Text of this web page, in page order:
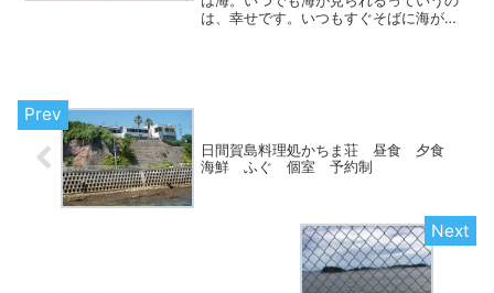
は、幸せです。いつもすぐそばに海があ
日間賀島料理処かちま荘 昼食 夕食
海鮮 ふぐ 個室 予約制